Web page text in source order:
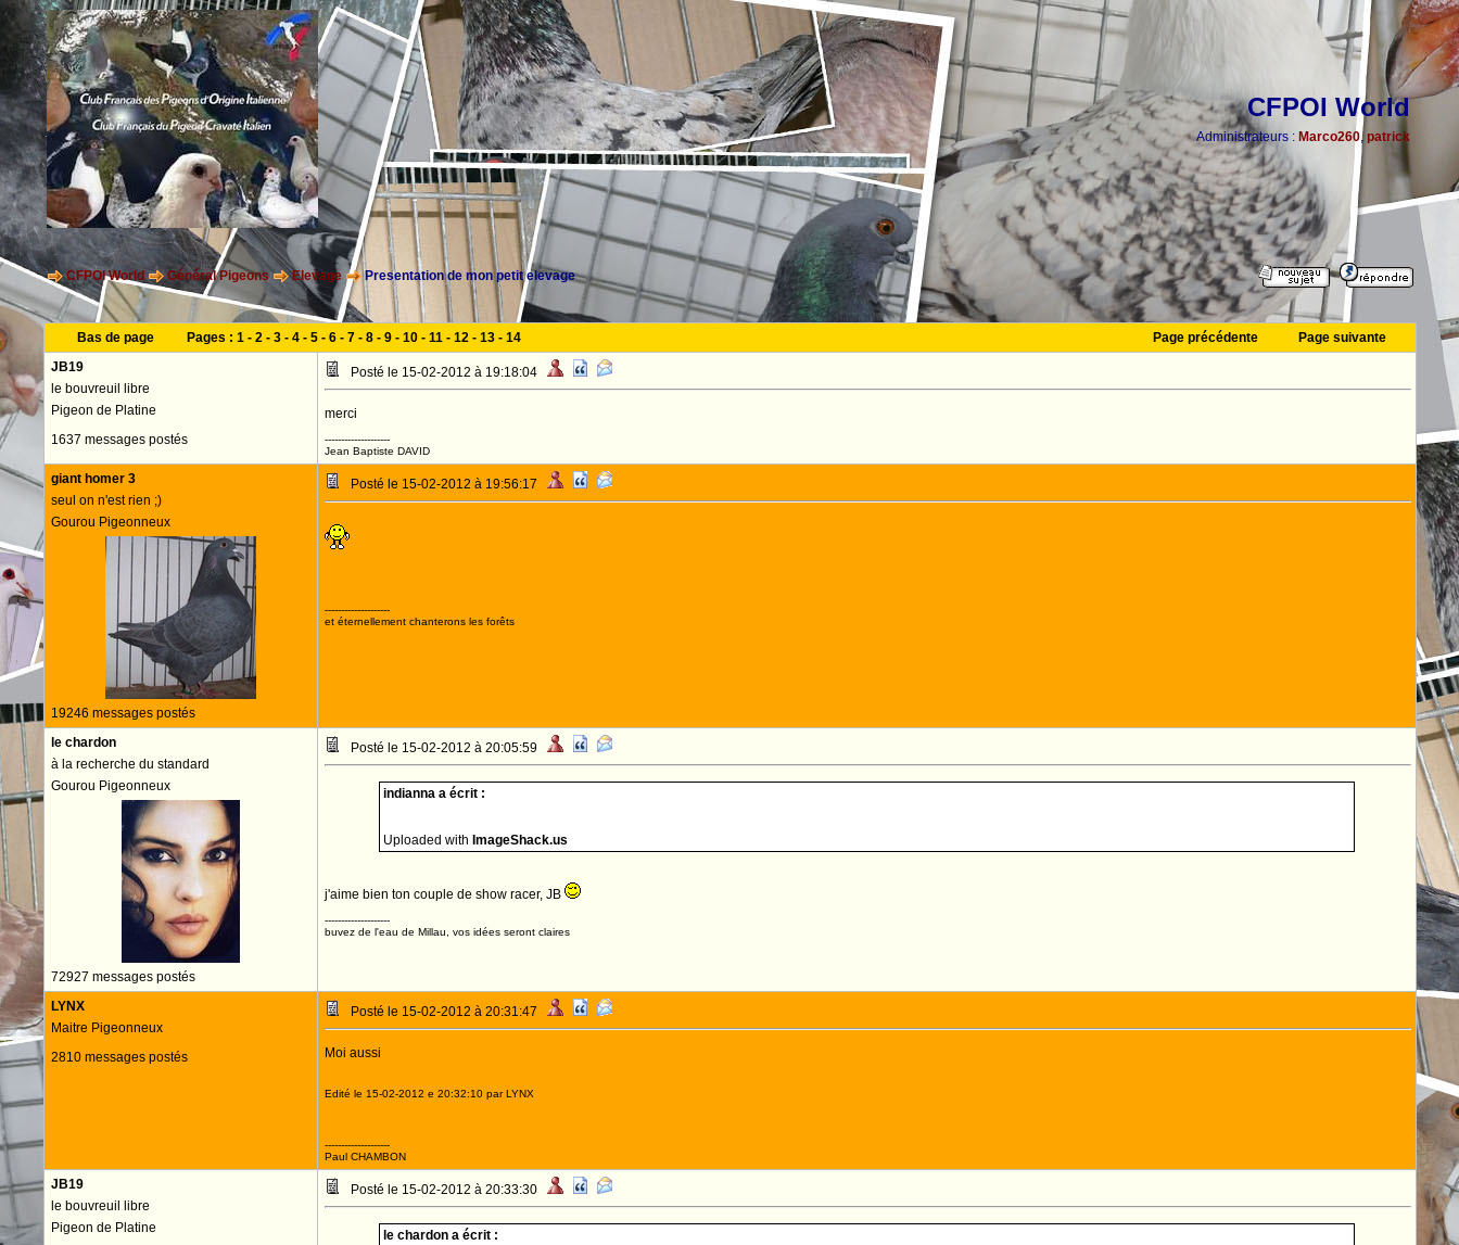
CFPOI World
Administrateurs : Marco260, patrick
CFPOI World Général Pigeons Elevage Presentation de mon petit elevage
Bas de page Pages : 1- 2- 3- 4- 5- 6- 7- 8- 9- 10- 11- 12- 13- 14 Page précédente
Page suivante
JB19
le bouvreuil libre
Pigeon de Platine
1637 messages postés
Posté le 15-02-2012 à 19:18:04
merci
--------------------
Jean Baptiste DAVID
giant homer 3
seul on n'est rien ;)
Gourou Pigeonneux
19246 messages postés
Posté le 15-02-2012 à 19:56:17
--------------------
et éternellement chanterons les forêts
le chardon
à la recherche du standard
Gourou Pigeonneux
72927 messages postés
Posté le 15-02-2012 à 20:05:59
indianna a écrit :
Uploaded with ImageShack.us
j'aime bien ton couple de show racer, JB
--------------------
buvez de l'eau de Millau, vos idées seront claires
LYNX
Maitre Pigeonneux
2810 messages postés
Posté le 15-02-2012 à 20:31:47
Moi aussi
Edité le 15-02-2012 e 20:32:10 par LYNX
--------------------
Paul CHAMBON
JB19
le bouvreuil libre
Pigeon de Platine
Posté le 15-02-2012 à 20:33:30
le chardon a écrit :